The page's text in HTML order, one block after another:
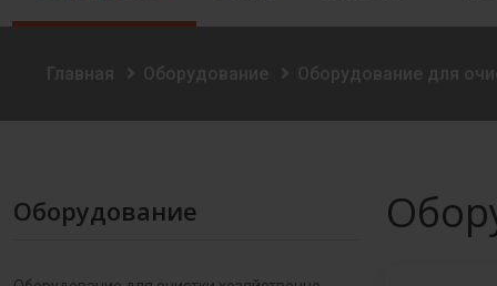
Главная Оборудование Оборудование для
Оборудование